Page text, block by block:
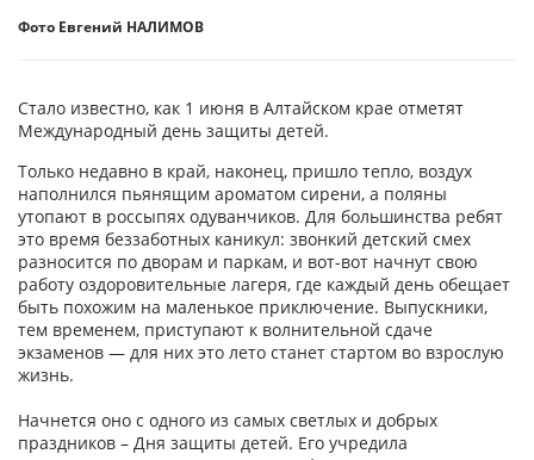
Фото Евгений НАЛИМОВ
Стало известно, как 1 июня в Алтайском крае отметят
Международный день защиты детей.
Только недавно в край, наконец, пришло тепло, воздух
наполнился пьянящим ароматом сирени, а поляны
утопают в россыпях одуванчиков. Для большинства ребят
это время беззаботных каникул: звонкий детский смех
разносится по дворам и паркам, и вот-вот начнут свою
работу оздоровительные лагеря, где каждый день обещает
быть похожим на маленькое приключение. Выпускники,
тем временем, приступают к волнительной сдаче
экзаменов — для них это лето станет стартом во взрослую
жизнь.
Начнется оно с одного из самых светлых и добрых
праздников – Дня защиты детей. Его учредила